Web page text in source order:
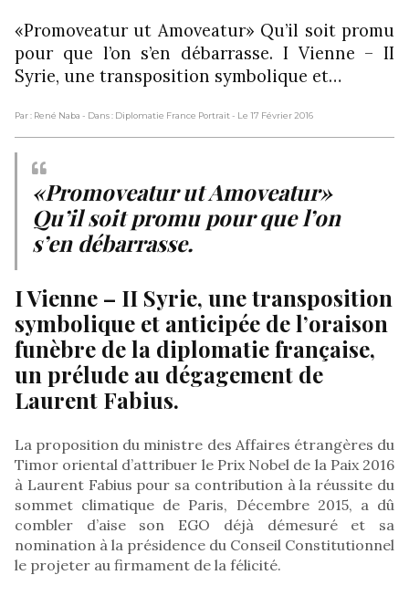
«Promoveatur ut Amoveatur» Qu’il soit promu
pour que l’on s’en débarrasse. I Vienne – II
Syrie, une transposition symbolique et…
Par : René Naba - Dans : Diplomatie France Portrait- Le 17 Février 2016
«Promoveatur ut Amoveatur»
Qu’il soit promu pour que l’on
s’en débarrasse.
I Vienne – II Syrie, une transposition
symbolique et anticipée de l’oraison
funèbre de la diplomatie française,
un prélude au dégagement de
Laurent Fabius.
La proposition du ministre des Affaires étrangères du
Timor oriental d’attribuer le Prix Nobel de la Paix 2016
à Laurent Fabius pour sa contribution à la réussite du
sommet climatique de Paris, Décembre 2015, a dû
combler d’aise son EGO déjà démesuré et sa
nomination à la présidence du Conseil Constitutionnel
le projeter au firmament de la félicité.